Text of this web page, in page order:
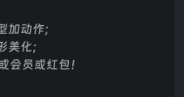
动作；
化；
会员或红包！